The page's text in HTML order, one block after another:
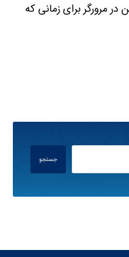
مرورگر برای زمانی که
جستجو